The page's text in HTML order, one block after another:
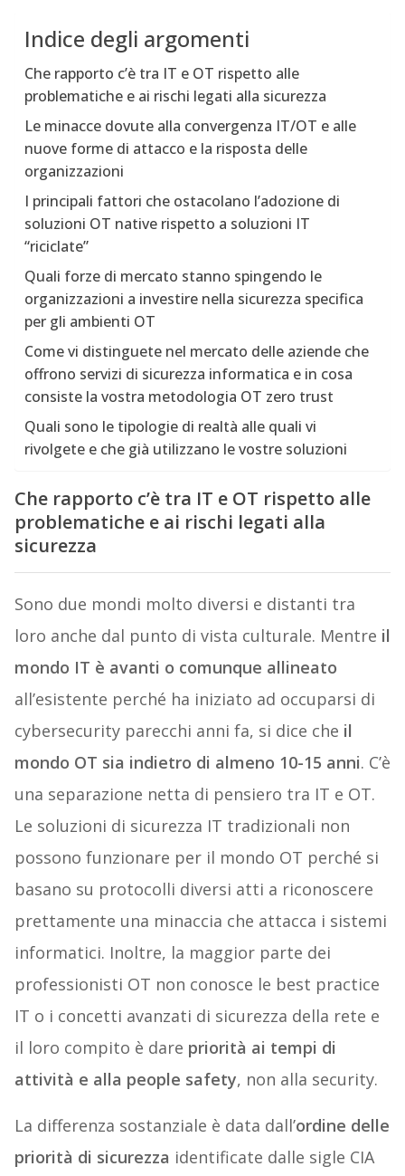
Indice degli argomenti
Che rapporto c’è tra IT e OT rispetto alle
problematiche e ai rischi legati alla sicurezza
Le minacce dovute alla convergenza IT/OT e alle
nuove forme di attacco e la risposta delle
organizzazioni
I principali fattori che ostacolano l’adozione di
soluzioni OT native rispetto a soluzioni IT
“riciclate”
Quali forze di mercato stanno spingendo le
organizzazioni a investire nella sicurezza specifica
per gli ambienti OT
Come vi distinguete nel mercato delle aziende che
offrono servizi di sicurezza informatica e in cosa
consiste la vostra metodologia OT zero trust
Quali sono le tipologie di realtà alle quali vi
rivolgete e che già utilizzano le vostre soluzioni
Che rapporto c’è tra IT e OT rispetto alle
problematiche e ai rischi legati alla
sicurezza
Sono due mondi molto diversi e distanti tra
loro anche dal punto di vista culturale. Mentre il
mondo IT è avanti o comunque allineato
all’esistente perché ha iniziato ad occuparsi di
cybersecurity parecchi anni fa, si dice che il
mondo OT sia indietro di almeno 10-15 anni. C’è
una separazione netta di pensiero tra IT e OT.
Le soluzioni di sicurezza IT tradizionali non
possono funzionare per il mondo OT perché si
basano su protocolli diversi atti a riconoscere
prettamente una minaccia che attacca i sistemi
informatici. Inoltre, la maggior parte dei
professionisti OT non conosce le best practice
IT o i concetti avanzati di sicurezza della rete e
il loro compito è dare priorità ai tempi di
attività e alla people safety, non alla security.
La differenza sostanziale è data dall’ordine delle
priorità di sicurezza identificate dalle sigle CIA